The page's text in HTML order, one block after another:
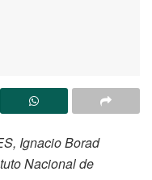
Ignacio Borad
Nacional de